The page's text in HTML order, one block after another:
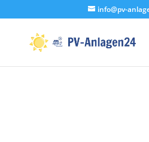
info@pv-